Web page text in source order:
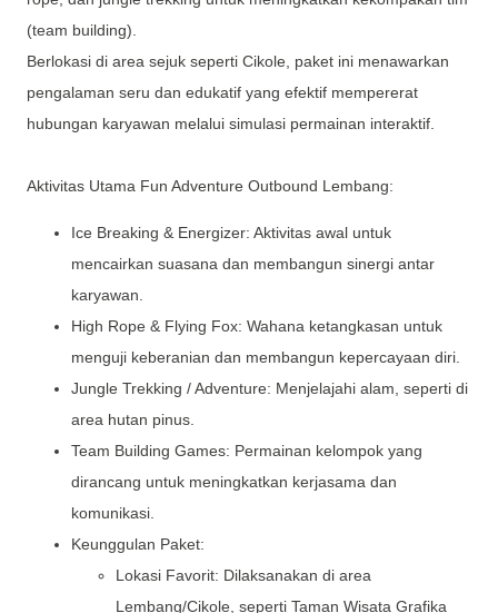
(team building).
Berlokasi di area sejuk seperti Cikole, paket ini menawarkan
pengalaman seru dan edukatif yang efektif mempererat
hubungan karyawan melalui simulasi permainan interaktif.
Aktivitas Utama Fun Adventure Outbound Lembang:
Ice Breaking & Energizer: Aktivitas awal untuk
mencairkan suasana dan membangun sinergi antar
karyawan.
High Rope & Flying Fox: Wahana ketangkasan untuk
menguji keberanian dan membangun kepercayaan diri.
Jungle Trekking / Adventure: Menjelajahi alam, seperti di
area hutan pinus.
Team Building Games: Permainan kelompok yang
dirancang untuk meningkatkan kerjasama dan
komunikasi.
Keunggulan Paket:
Lokasi Favorit: Dilaksanakan di area
Lembang/Cikole, seperti Taman Wisata Grafika